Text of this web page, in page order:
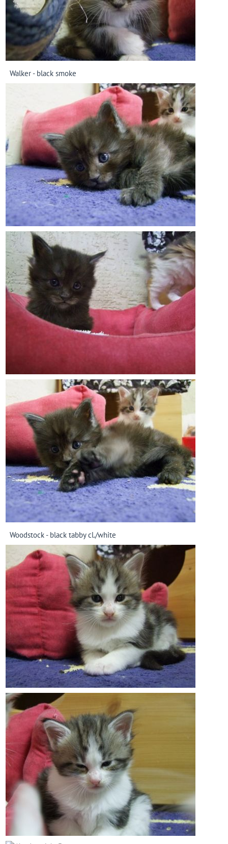
Walker - black smoke
Woodstock - black tabby cl./white